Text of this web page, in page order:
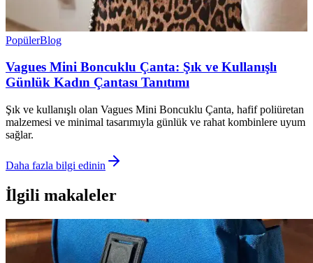
PopülerBlog
Vagues Mini Boncuklu Çanta: Şık ve Kullanışlı
Günlük Kadın Çantası Tanıtımı
Şık ve kullanışlı olan Vagues Mini Boncuklu Çanta, hafif poliüretan
malzemesi ve minimal tasarımıyla günlük ve rahat kombinlere uyum
sağlar.
Daha fazla bilgi edinin
İlgili makaleler